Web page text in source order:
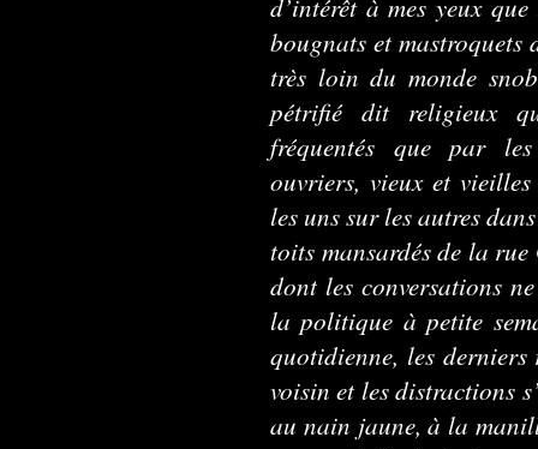
bougnats et mastroquets
très loin du monde
pétrifié dit religieux
fréquentés que par
ouvriers, vieux et
les uns sur les autres
toits mansardés de la
dont les conversations
la politique à petite
quotidienne, les
voisin et les distractions
au nain jaune, à la